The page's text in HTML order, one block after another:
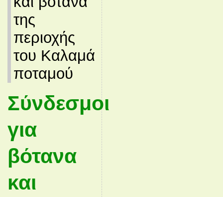
της
περιοχής
του Καλαμά
ποταμού
Σύνδεσμοι
για
βότανα
και